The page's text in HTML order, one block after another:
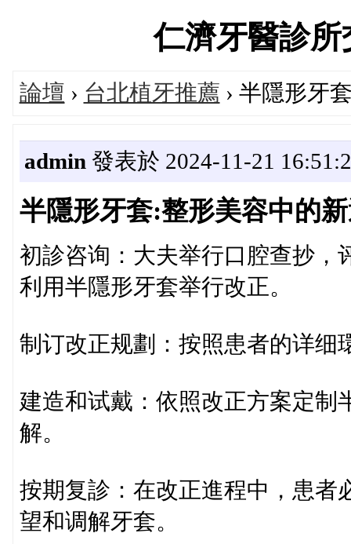
仁濟牙醫診
論壇 › 台北植牙推薦 › 半隱形牙
admin 發表於 2024-11-21
半隱形牙套:整形美容中的
初診咨询：大夫举行口腔查抄，
利用半隱形牙套举行改正。
制订改正规劃：按照患者的详细
建造和试戴：依照改正方案定制
解。
按期复診：在改正進程中，患者
望和调解牙套。